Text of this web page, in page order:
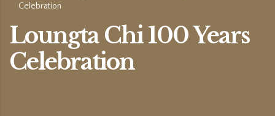
Loungta Chi 100 Years
Celebration
Celebration